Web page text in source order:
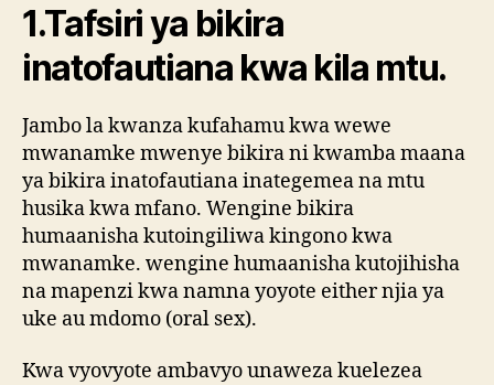
1.Tafsiri ya bikira
inatofautiana kwa kila mtu.
Jambo la kwanza kufahamu kwa wewe
mwanamke mwenye bikira ni kwamba maana
ya bikira inatofautiana inategemea na mtu
husika kwa mfano. Wengine bikira
humaanisha kutoingiliwa kingono kwa
mwanamke. wengine humaanisha kutojihisha
na mapenzi kwa namna yoyote either njia ya
uke au mdomo (oral sex).
Kwa vyovyote ambavyo unaweza kuelezea